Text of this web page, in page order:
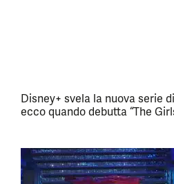
Disney+ svela la nuova serie
ecco quando debutta “The